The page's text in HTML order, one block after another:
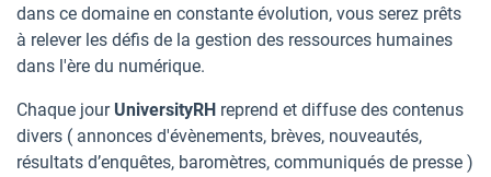
dans ce domaine en constante évolution, vous serez prêts
à relever les défis de la gestion des ressources humaines
dans l'ère du numérique.
Chaque jour UniversityRH reprend et diffuse des contenus
divers ( annonces d'évènements, brèves, nouveautés,
résultats d’enquêtes, baromètres, communiqués de presse )